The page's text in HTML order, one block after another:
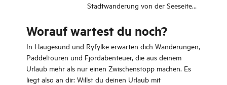
Stadtwanderung von der Seeseite
Worauf wartest du noch?
In Haugesund und Ryfylke erwarten dich Wanderungen,
Paddeltouren und Fjordabenteuer, die aus deinem
Urlaub mehr als nur einen Zwischenstopp machen. Es
liegt also an dir: Willst du deinen Urlaub mit